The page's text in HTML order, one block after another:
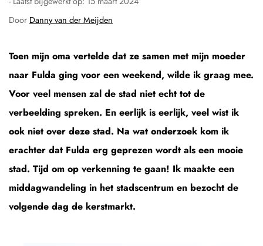
Door Danny van der Meijden
Toen mijn oma vertelde dat ze samen met mijn moeder
naar Fulda ging voor een weekend, wilde ik graag mee.
Voor veel mensen zal de stad niet echt tot de
verbeelding spreken. En eerlijk is eerlijk, veel wist ik
ook niet over deze stad. Na wat onderzoek kom ik
erachter dat Fulda erg geprezen wordt als een mooie
stad. Tijd om op verkenning te gaan! Ik maakte een
middagwandeling in het stadscentrum en bezocht de
volgende dag de kerstmarkt.